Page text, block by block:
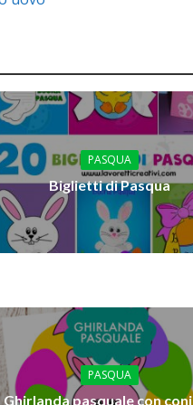
PASQUA
Biglietti di Pasqua
PASQUA
Ghirlanda pasquale con